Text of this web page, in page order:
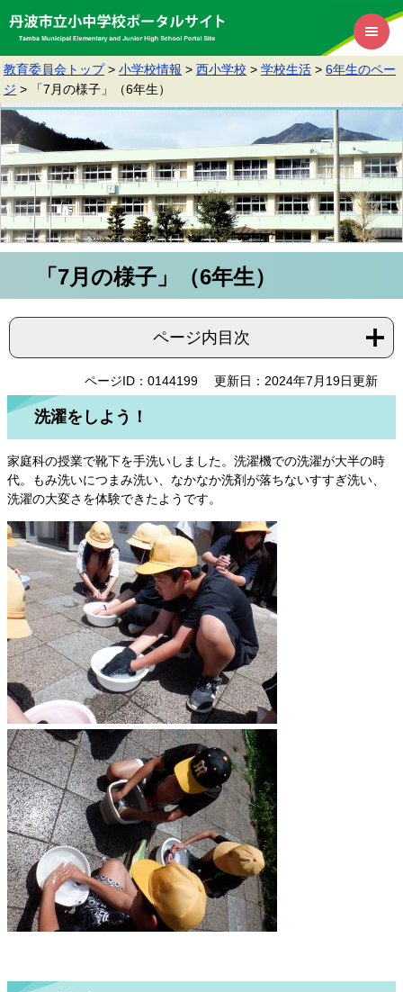
教育委員会トップ > 小学校情報 > 西小学校 > 学校生活 > 6年生のペー
ジ > 「7月の様子」（6年生）
「7月の様子」（6年生）
ページ内目次
ページID：0144199 更新日：2024年7月19日更新
洗濯をしよう！
家庭科の授業で靴下を手洗いしました。洗濯機での洗濯が大半の時
代。もみ洗いにつまみ洗い、なかなか洗剤が落ちないすすぎ洗い、
洗濯の大変さを体験できたようです。